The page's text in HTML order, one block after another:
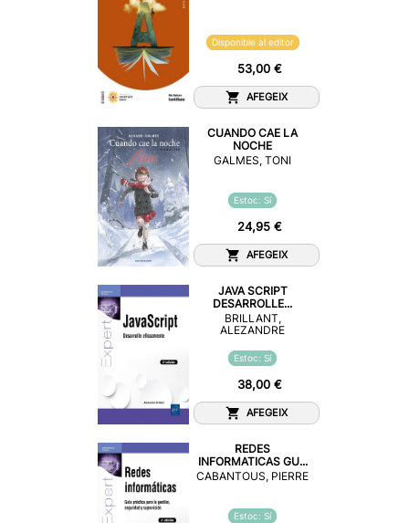
Disponible al editor
53,00 €
AFEGEIX
CUANDO CAE LA
NOCHE
GALMES, TONI
Estoc: Sí
24,95 €
AFEGEIX
JAVA SCRIPT
DESARROLLE...
BRILLANT,
ALEZANDRE
Estoc: Sí
38,00 €
AFEGEIX
REDES
INFORMATICAS GU...
CABANTOUS, PIERRE
Estoc: Sí